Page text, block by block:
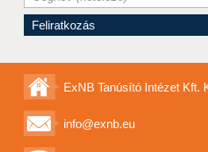
ExNB Tanúsító Intézet Kft.
info@exnb.eu